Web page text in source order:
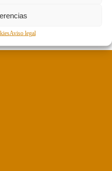
Aviso legal
un comentario.